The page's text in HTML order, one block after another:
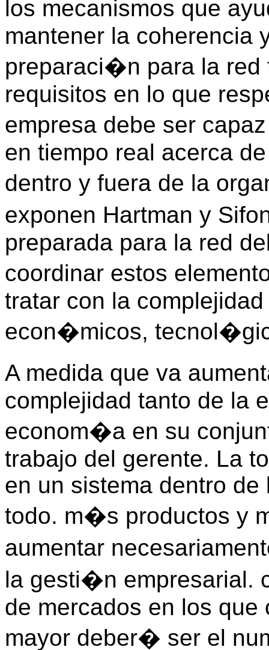
los mecanismos que
mantener la coherencia
preparaci�n para la
requisitos en lo que
empresa debe ser
en tiempo real acerca
dentro y fuera de la
exponen Hartman y
preparada para la red
coordinar estos
tratar con la
econ�micos,
A medida que va
complejidad tanto de la
econom�a en su
trabajo del gerente. La
en un sistema dentro
todo. m�s productos y
aumentar
la gesti�n empresarial.
de mercados en los
mayor deber� ser el